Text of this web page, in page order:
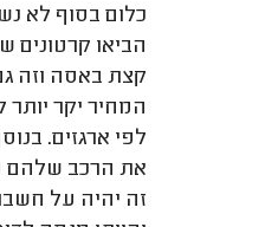
כלום בסוף לא
הביאו קרטונים
קצת באסה וזה
המחיר יקר
לפי ארגזים.
את הרכב שלהם
זה יהיה על